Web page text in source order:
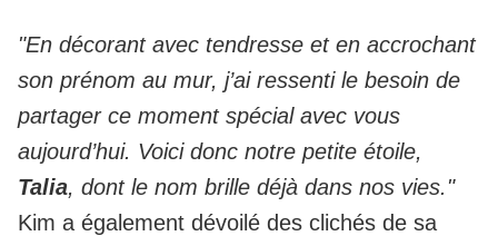
"En décorant avec tendresse et en accrochant
son prénom au mur, j’ai ressenti le besoin de
partager ce moment spécial avec vous
aujourd’hui. Voici donc notre petite étoile,
Talia, dont le nom brille déjà dans nos vies."
Kim a également dévoilé des clichés de sa